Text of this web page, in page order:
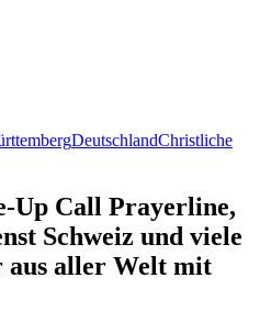
DeutschlandChristliche
Up Call Prayerline,
Schweiz und viele
aus aller Welt mit